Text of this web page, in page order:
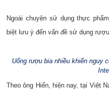
Ngoài chuyện sử dụng thực
biệt lưu ý đến vấn đề sử dụng
Uống rượu bia nhiều khiến nguy
Theo ông Hiển, hiện nay, tại Việt